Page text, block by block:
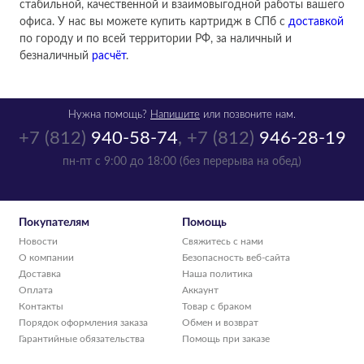
стабильной, качественной и взаимовыгодной работы вашего
офиса. У нас вы можете купить картридж в СПб с доставкой
по городу и по всей территории РФ, за наличный и
безналичный расчёт.
+7 (812) 940-58-74, +7 (812) 946-28-19
пн-пт с 9:00 до 18:00 (без перерыва на обед)
Нужна помощь? Напишите или позвоните нам.
Покупателям
Новости
О компании
Доставка
Оплата
Контакты
Порядок оформления заказа
Гарантийные обязательства
Помощь
Свяжитесь с нами
Безопасность веб-сайта
Наша политика
Аккаунт
Товар с браком
Обмен и возврат
Помощь при заказе